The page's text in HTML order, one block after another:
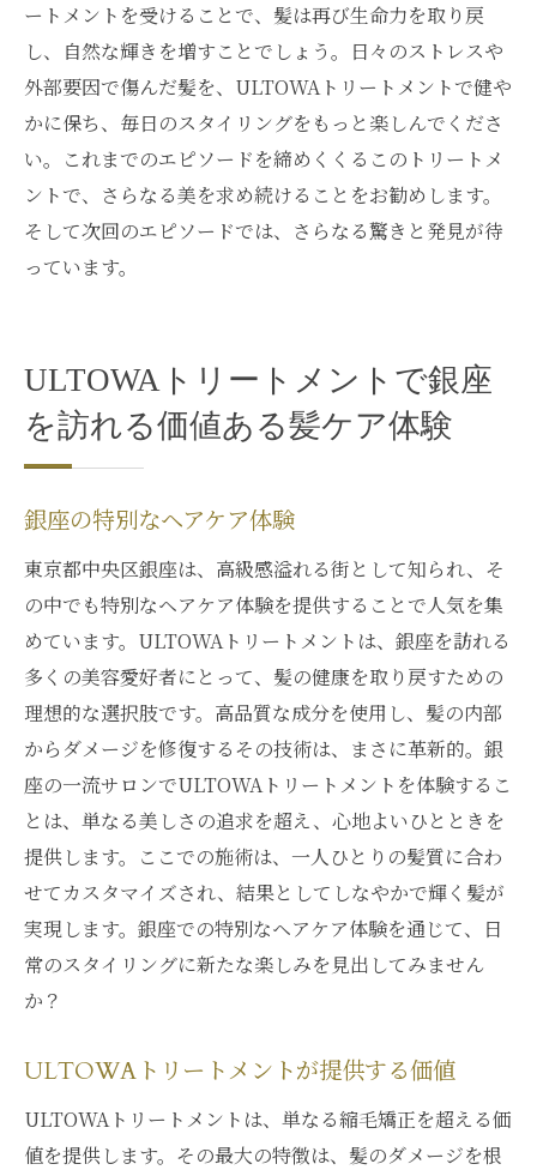
ートメントを受けることで、髪は再び生命力を取り戻
し、自然な輝きを増すことでしょう。日々のストレスや
外部要因で傷んだ髪を、ULTOWAトリートメントで健や
かに保ち、毎日のスタイリングをもっと楽しんでくださ
い。これまでのエピソードを締めくくるこのトリートメ
ントで、さらなる美を求め続けることをお勧めします。
そして次回のエピソードでは、さらなる驚きと発見が待
っています。
ULTOWAトリートメントで銀座
を訪れる価値ある髪ケア体験
銀座の特別なヘアケア体験
東京都中央区銀座は、高級感溢れる街として知られ、そ
の中でも特別なヘアケア体験を提供することで人気を集
めています。ULTOWAトリートメントは、銀座を訪れる
多くの美容愛好者にとって、髪の健康を取り戻すための
理想的な選択肢です。高品質な成分を使用し、髪の内部
からダメージを修復するその技術は、まさに革新的。銀
座の一流サロンでULTOWAトリートメントを体験するこ
とは、単なる美しさの追求を超え、心地よいひとときを
提供します。ここでの施術は、一人ひとりの髪質に合わ
せてカスタマイズされ、結果としてしなやかで輝く髪が
実現します。銀座での特別なヘアケア体験を通じて、日
常のスタイリングに新たな楽しみを見出してみません
か？
ULTOWAトリートメントが提供する価値
ULTOWAトリートメントは、単なる縮毛矯正を超える価
値を提供します。その最大の特徴は、髪のダメージを根